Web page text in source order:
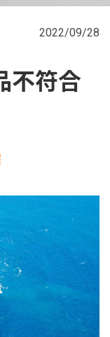
2022/09/28
不符合